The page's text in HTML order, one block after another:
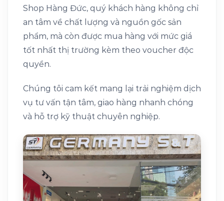
Shop Hàng Đức, quý khách hàng không chỉ
an tâm về chất lượng và nguồn gốc sản
phẩm, mà còn được mua hàng với mức giá
tốt nhất thị trường kèm theo voucher độc
quyền.
Chúng tôi cam kết mang lại trải nghiệm dịch
vụ tư vấn tận tâm, giao hàng nhanh chóng
và hỗ trợ kỹ thuật chuyên nghiệp.